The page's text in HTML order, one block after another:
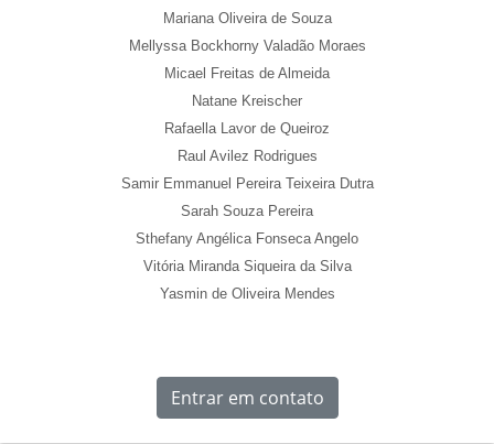
Mariana Oliveira de Souza
Mellyssa Bockhorny Valadão Moraes
Micael Freitas de Almeida
Natane Kreischer
Rafaella Lavor de Queiroz
Raul Avilez Rodrigues
Samir Emmanuel Pereira Teixeira Dutra
Sarah Souza Pereira
Sthefany Angélica Fonseca Angelo
Vitória Miranda Siqueira da Silva
Yasmin de Oliveira Mendes
Entrar em contato